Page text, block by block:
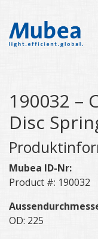
190032 –
Disc
Mubea ID-Nr:
Product #: 190032
OD: 225